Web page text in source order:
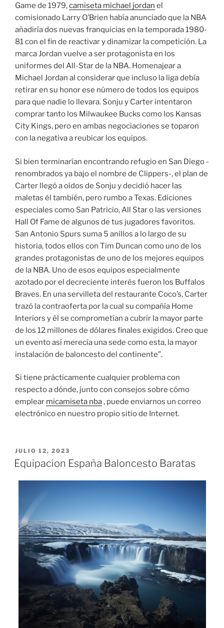
Game de 1979,camiseta michael jordan el
comisionado Larry O’Brien había anunciado que la NBA
añadiría dos nuevas franquicias en la temporada 1980-
81 con el fin de reactivar y dinamizar la competición. La
marca Jordan vuelve a ser protagonista en los
uniformes del All-Star de la NBA. Homenajear a
Michael Jordan al considerar que incluso la liga debía
retirar en su honor ese número de todos los equipos
para que nadie lo llevara. Sonju y Carter intentaron
comprar tanto los Milwaukee Bucks como los Kansas
City Kings, pero en ambas negociaciones se toparon
con la negativa a reubicar los equipos.
Si bien terminarían encontrando refugio en San Diego -
renombrados ya bajo el nombre de Clippers-, el plan de
Carter llegó a oídos de Sonju y decidió hacer las
maletas él también, pero rumbo a Texas. Ediciones
especiales como San Patricio, All Star o las versiones
Hall Of Fame de algunos de tus jugadores favoritos.
San Antonio Spurs suma 5 anillos a lo largo de su
historia, todos ellos con Tim Duncan como uno de los
grandes protagonistas de uno de los mejores equipos
de la NBA. Uno de esos equipos especialmente
azotado por el decreciente interés fueron los Buffalos
Braves. En una servilleta del restaurante Coco’s, Carter
trazó la contraoferta por la cual su compañía Home
Interiors y él se comprometían a cubrir la mayor parte
de los 12 millones de dólares finales exigidos. Creo que
un evento así merecía una sede como esta, la mayor
instalación de baloncesto del continente”.
Si tiene prácticamente cualquier problema con
respecto a dónde, junto con consejos sobre cómo
emplear micamiseta nba, puede enviarnos un correo
electrónico en nuestro propio sitio de Internet.
PUBLICADO
EL
JULIO 12, 2023
Equipacion España Baloncesto Baratas